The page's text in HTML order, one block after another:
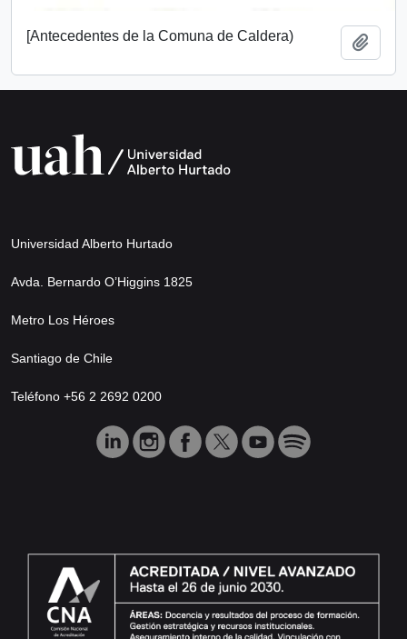
[Antecedentes de la Comuna de Caldera)
Universidad Alberto Hurtado
Avda. Bernardo O’Higgins 1825
Metro Los Héroes
Santiago de Chile
Teléfono +56 2 2692 0200